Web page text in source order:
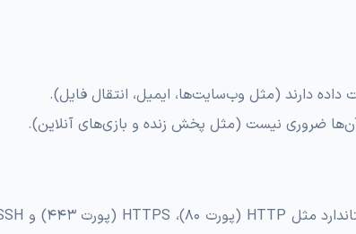
داده دارند (مثل وب‌سایت‌ها، ایمیل، انتقال فایل).
آن‌ها ضروری نیست (مثل پخش زنده و بازی‌های آنلاین).